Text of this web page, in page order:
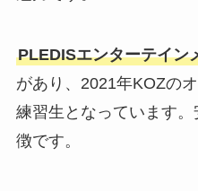
PLEDISエンターテイン
があり、2021年KOZの
練習生となっています
徴です。